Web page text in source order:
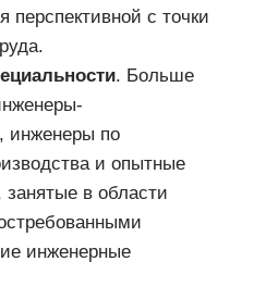
перспективной с точки
. Больше
инженеры по
и опытные
в области
инженерные